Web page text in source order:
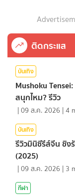
ติดกระแส
บันเทิง
Mushoku
สนุกไหม? รีวิว
|09 ส.ค. 2026 |4
บันเทิง
รีวิวมินิซีรีส์จีน ชิง
(2025)
|09 ส.ค. 2026 | 3
กีฬา